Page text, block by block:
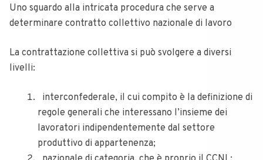
Uno sguardo alla intricata procedura che serve a
determinare contratto collettivo nazionale di lavoro
La contrattazione collettiva si può svolgere a diversi
livelli:
interconfederale, il cui compito è la definizione di
regole generali che interessano l’insieme dei
lavoratori indipendentemente dal settore
produttivo di appartenenza;